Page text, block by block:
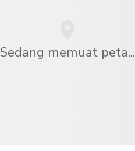
Sedang memuat peta...